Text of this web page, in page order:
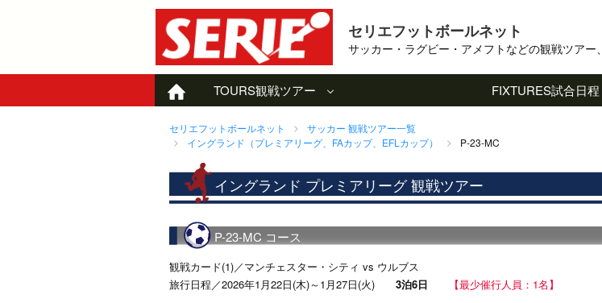
セリエフットボールネット
サッカー・ラグビー・アメフトなどの観戦ツア
TOURS観戦ツアー FIXTURES試合日程
セリエフットボールネット
サッカー 観戦ツアー一覧
イングランド（プレミアリーグ、FAカップ、EFLカップ）
P-23-MC
イングランド プレミアリーグ 観戦ツアー
P-23-MC コース
観戦カード(1)／マンチェスター・シティ vs ウルブス
旅行日程／2026年1月22日(木)～1月27日(火) 3泊6日 【最少催行人員：1名】